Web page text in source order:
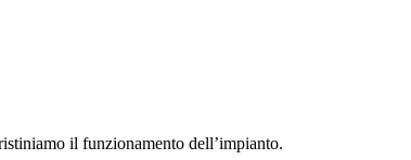
il funzionamento dell’impianto.